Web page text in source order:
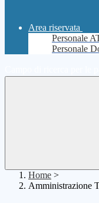
Area riservata
Personale
Personale
Home >
Amministrazione